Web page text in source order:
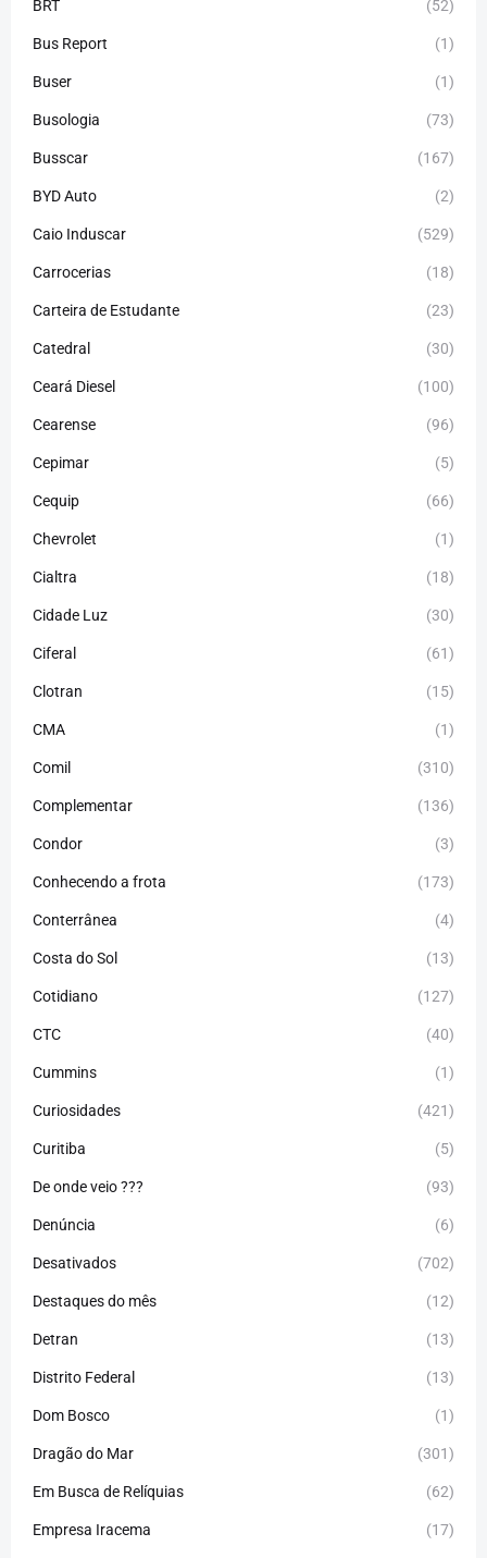
BRT (52)
Bus Report (1)
Buser (1)
Busologia (73)
Busscar (167)
BYD Auto (2)
Caio Induscar (529)
Carrocerias (18)
Carteira de Estudante (23)
Catedral (30)
Ceará Diesel (100)
Cearense (96)
Cepimar (5)
Cequip (66)
Chevrolet (1)
Cialtra (18)
Cidade Luz (30)
Ciferal (61)
Clotran (15)
CMA (1)
Comil (310)
Complementar (136)
Condor (3)
Conhecendo a frota (173)
Conterrânea (4)
Costa do Sol (13)
Cotidiano (127)
CTC (40)
Cummins (1)
Curiosidades (421)
Curitiba (5)
De onde veio ??? (93)
Denúncia (6)
Desativados (702)
Destaques do mês (12)
Detran (13)
Distrito Federal (13)
Dom Bosco (1)
Dragão do Mar (301)
Em Busca de Relíquias (62)
Empresa Iracema (17)